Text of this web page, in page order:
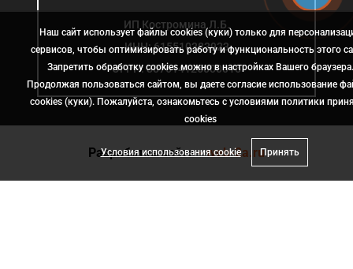
ИП Костромина Л.Б.
ИНН: 615510383923
ОГРН: 307614126000015
Разработка сайта- web-2a.ru
Наш сайт использует файлы cookies (куки) только для
сервисов, чтобы оптимизировать работу и функциональность этого
Запретить обработку cookies можно в настройках Вашего браузера.
Продолжая пользоваться сайтом, вы даете согласие использование
cookies (куки). Пожалуйста, ознакомьтесь с условиями политики
сookies
Условия использования cookie Принять